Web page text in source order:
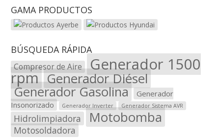
GAMA PRODUCTOS
BÚSQUEDA RÁPIDA
Compresor de Aire Generador 1500
rpm Generador Diésel
Generador Gasolina
Generador
Insonorizado
Generador Inverter Generador Sistema AVR
Hidrolimpiadora Motobomba
Motosoldadora